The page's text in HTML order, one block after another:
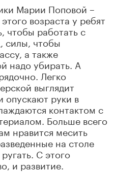
Марии Поповой –
возраста у ребят
чтобы работать с
силы, чтобы
а также
надо убирать. А
Легко
выглядит
опускают руки в
контактом с
Больше всего
нравится месить
на столе
С этого
и развитие.